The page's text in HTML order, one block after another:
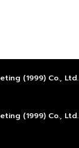
(1999) Co.,
(1999) Co.,